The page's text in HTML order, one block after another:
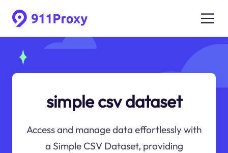
simple csv dataset
Access and manage data effortlessly with
a Simple CSV Dataset, providing